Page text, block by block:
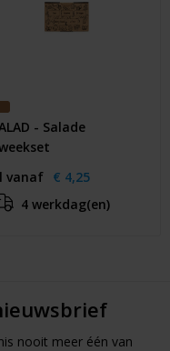
- Salade
vanaf € 4,25
4 werkdag(en)
nooit meer één van